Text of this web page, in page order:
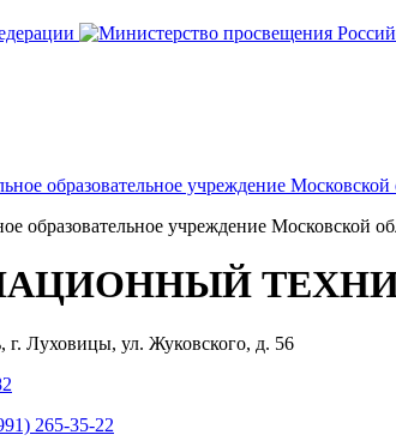
образовательное учреждение Московской
г. Луховицы, ул. Жуковского, д. 56
265-35-22